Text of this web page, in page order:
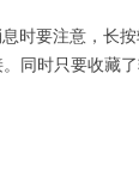
时要注意，长
同时只要收藏